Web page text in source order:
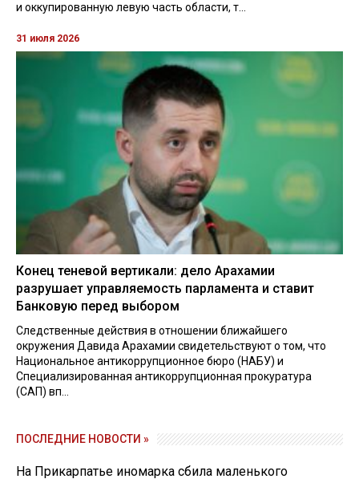
и оккупированную левую часть области, т...
31 июля 2026
Конец теневой вертикали: дело Арахамии
разрушает управляемость парламента и ставит
Банковую перед выбором
Следственные действия в отношении ближайшего
окружения Давида Арахамии свидетельствуют о том, что
Национальное антикоррупционное бюро (НАБУ) и
Специализированная антикоррупционная прокуратура
(САП) вп...
ПОСЛЕДНИЕ НОВОСТИ »
На Прикарпатье иномарка сбила маленького